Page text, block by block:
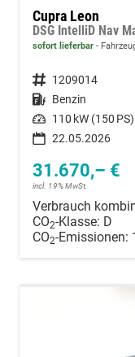
Cupra Leon
DSG IntelliD Nav
sofort lieferbar
Fahrzeugnummer 1209014
Kraftstoff Benzin
Leistung 110 kW (150 PS)
22.05.2026
31.670,– €
incl. 19% MwSt.
Verbrauch
CO2-Klasse: D
CO2-Emissionen: